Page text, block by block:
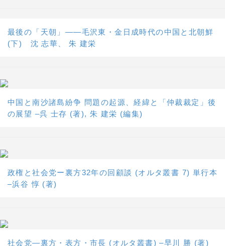
最後の「天朝」――毛沢東・金日成時代の中国と北朝鮮
(下) 沈 志華、 朱 建栄
中国と南沙諸島紛争 問題の起源、経緯と「仲裁裁定」後
の展望 –呉 士存 (著), 朱 建栄 (編集)
政権と社会党ー裏方32年の回顧談 (オルタ叢書 7) 単行本
–浜谷 惇 (著)
社会党―裏方・表方・市長 (オルタ叢書) –早川 勝 (著)